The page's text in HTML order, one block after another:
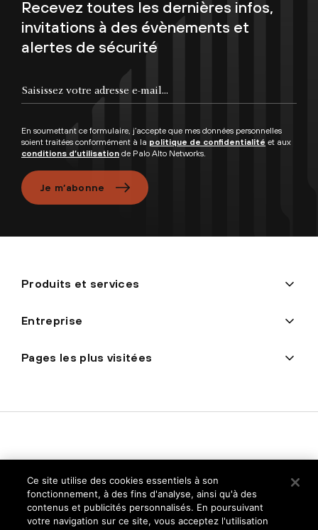
Recevez toutes les dernières infos,
invitations à des évènements et
alertes de sécurité
En soumettant ce formulaire, j’accepte que mes données personnelles
soient traitées conformément à la politique de confidentialité et aux
conditions d’utilisation de Palo Alto Networks.
Je m’abonne
Produits et services
Entreprise
Pages les plus visitées
Politique de confidentialité
Ce site utilise des cookies essentiels à son
fonctionnement, à des fins d'analyse, ainsi qu'à des
contenus et publicités personnalisés. En poursuivant
votre navigation sur ce site, vous acceptez l'utilisation